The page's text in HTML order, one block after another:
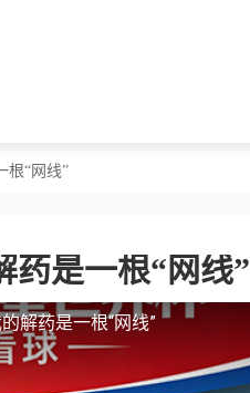
根“网线”
药是一根“网线”
解药是一根“网线”